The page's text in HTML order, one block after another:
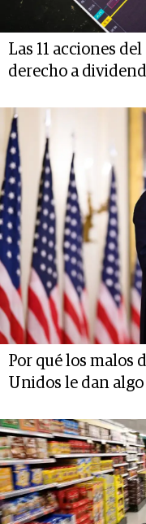
Las 11 acciones
derecho a
Por qué los malos
Unidos le dan